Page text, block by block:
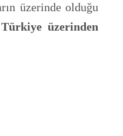
üzerinde olduğu
üzerinden